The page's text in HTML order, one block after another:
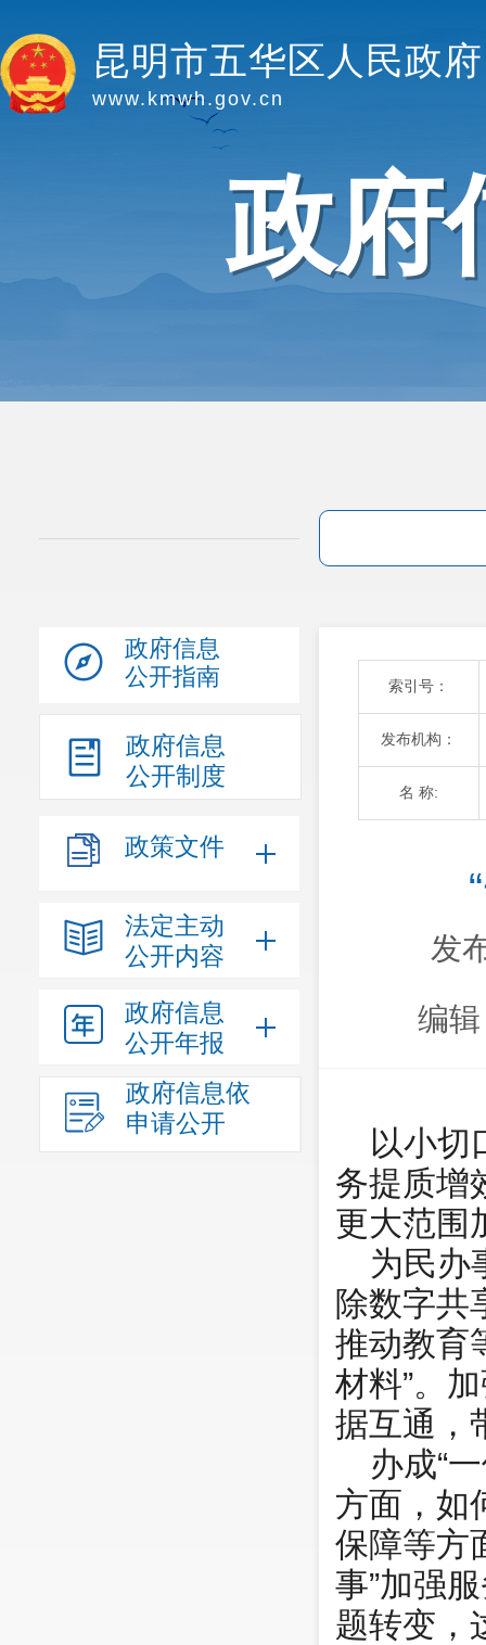
昆明市五华区人民政府
www.kmwh.gov.cn
政府
政府信息
公开指南
政府信息
公开制度
政策文件
法定主动
公开内容
政府信息
公开年报
政府信息依
申请公开
索引号：
发布机构：
名 称:
发
编
以小切
务提质增
更大范围
为民办
除数字共
推动教育
材料”。
据互通，
办成“
方面，如
保障等方
事”加强
题转变，